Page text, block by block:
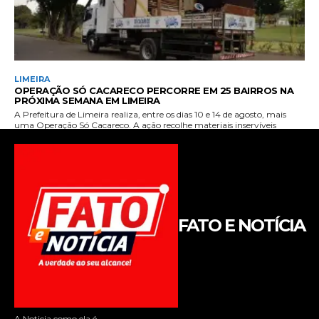
FATO E NOTÍCIA